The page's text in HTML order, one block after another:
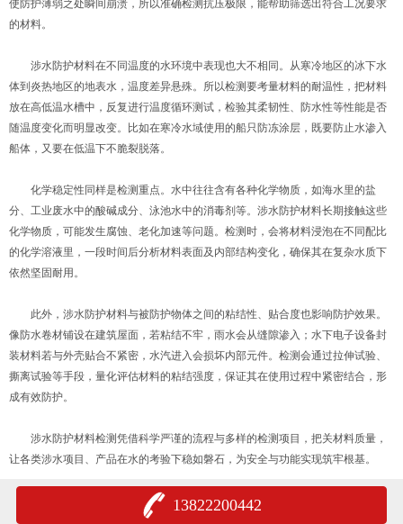
使防护薄弱之处瞬间崩溃，所以准确检测抗压极限，能帮助筛选出符合工况要求
的材料。
涉水防护材料在不同温度的水环境中表现也大不相同。从寒冷地区的冰下水
体到炎热地区的地表水，温度差异悬殊。所以检测要考量材料的耐温性，把材料
放在高低温水槽中，反复进行温度循环测试，检验其柔韧性、防水性等性能是否
随温度变化而明显改变。比如在寒冷水域使用的船只防冻涂层，既要防止水渗入
船体，又要在低温下不脆裂脱落。
化学稳定性同样是检测重点。水中往往含有各种化学物质，如海水里的盐
分、工业废水中的酸碱成分、泳池水中的消毒剂等。涉水防护材料长期接触这些
化学物质，可能发生腐蚀、老化加速等问题。检测时，会将材料浸泡在不同配比
的化学溶液里，一段时间后分析材料表面及内部结构变化，确保其在复杂水质下
依然坚固耐用。
此外，涉水防护材料与被防护物体之间的粘结性、贴合度也影响防护效果。
像防水卷材铺设在建筑屋面，若粘结不牢，雨水会从缝隙渗入；水下电子设备封
装材料若与外壳贴合不紧密，水汽进入会损坏内部元件。检测会通过拉伸试验、
撕离试验等手段，量化评估材料的粘结强度，保证其在使用过程中紧密结合，形
成有效防护。
涉水防护材料检测凭借科学严谨的流程与多样的检测项目，把关材料质量，
让各类涉水项目、产品在水的考验下稳如磐石，为安全与功能实现筑牢根基。
13822200442